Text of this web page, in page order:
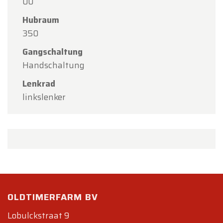
Hubraum
350
Gangschaltung
Handschaltung
Lenkrad
linkslenker
OLDTIMERFARM BV
Lobulckstraat 9